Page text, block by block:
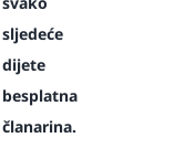
sljedeće
dijete
besplatna
članarina.